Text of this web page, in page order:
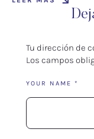
Tu dirección de
Los campos
YOUR NAME *